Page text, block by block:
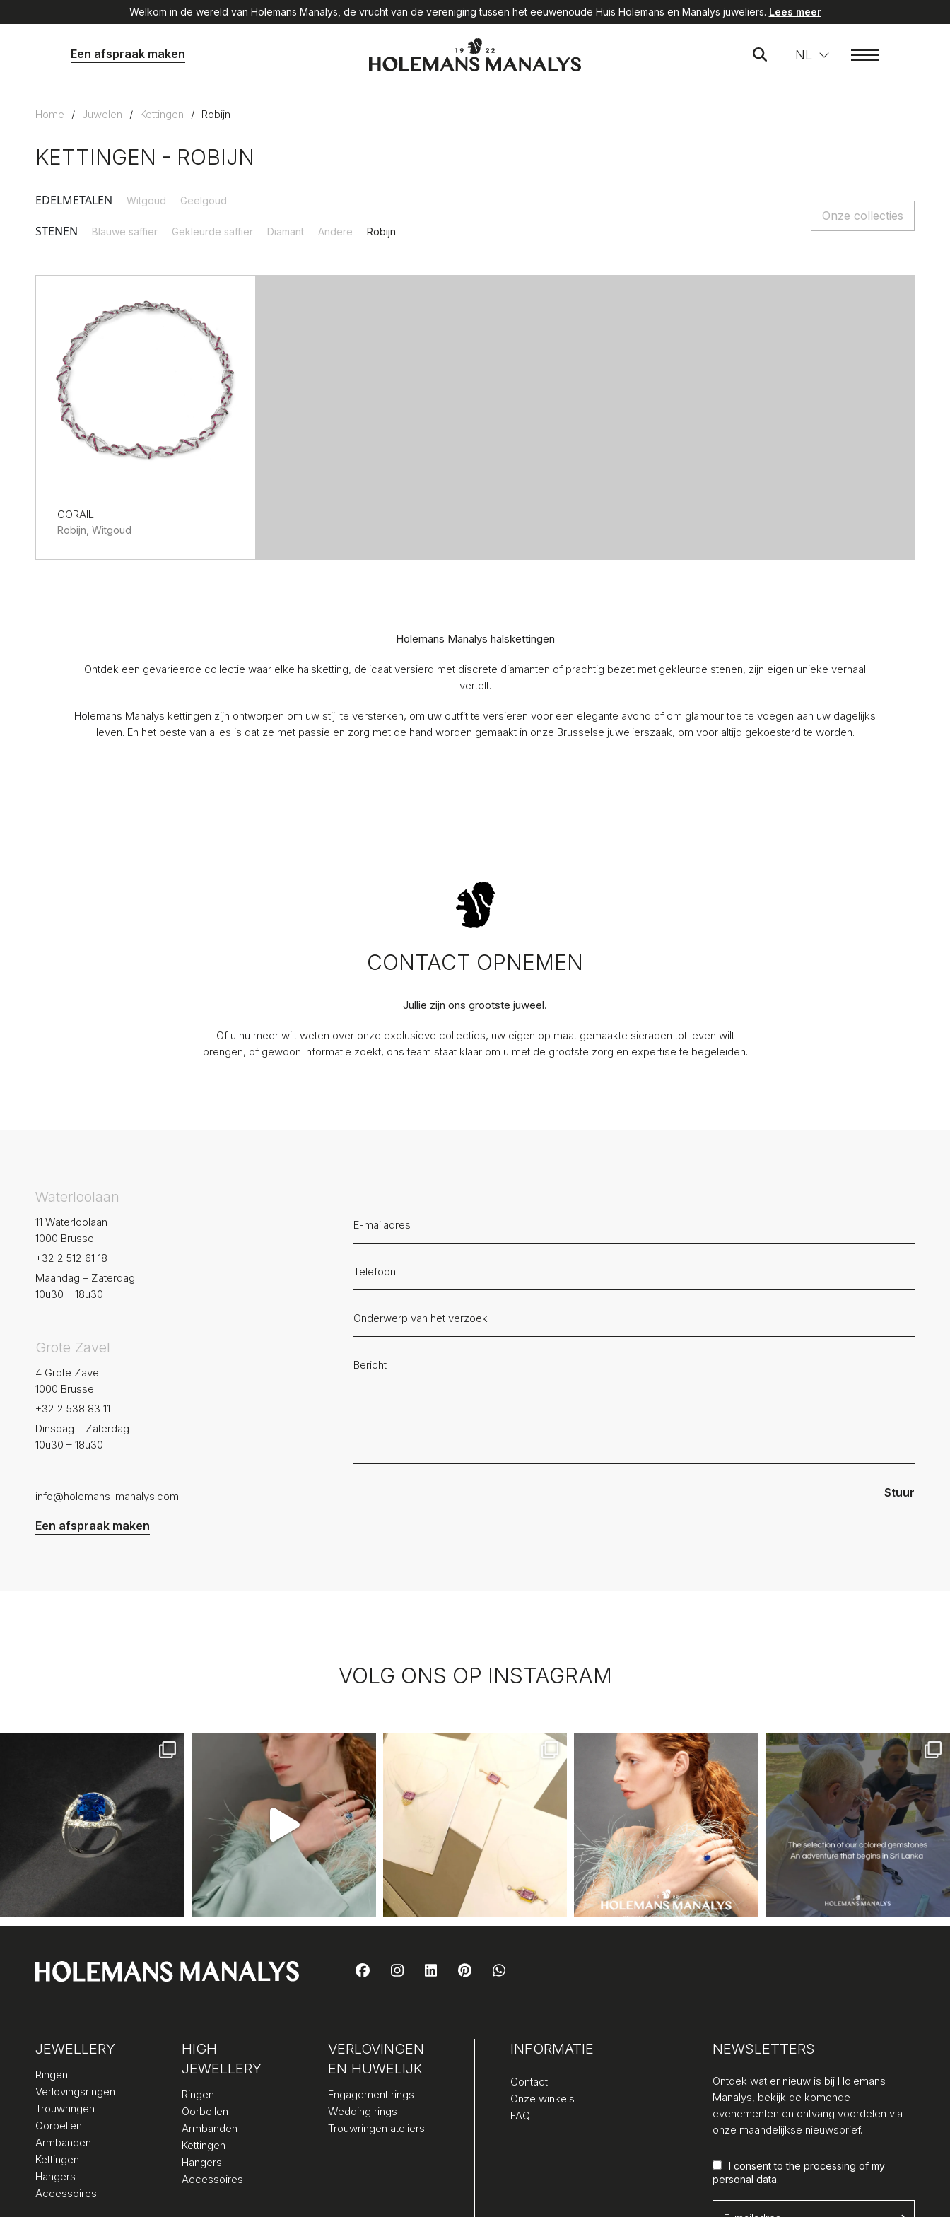
Welkom in de wereld van Holemans Manalys, de vrucht van de vereniging tussen het eeuwenoude Huis Holemans en Manalys juweliers. Lees meer
Een afspraak maken NL
Home / Juwelen / Kettingen / Robijn
KETTINGEN - ROBIJN
EDELMETALEN Witgoud Geelgoud
STENEN Blauwe saffier Gekleurde saffier Diamant Andere Robijn
Onze collecties
CORAIL
Robijn, Witgoud
Holemans Manalys halskettingen
Ontdek een gevarieerde collectie waar elke halsketting, delicaat versierd met discrete diamanten of prachtig bezet met gekleurde stenen, zijn eigen unieke verhaal
vertelt.
Holemans Manalys kettingen zijn ontworpen om uw stijl te versterken, om uw outfit te versieren voor een elegante avond of om glamour toe te voegen aan uw dagelijks
leven. En het beste van alles is dat ze met passie en zorg met de hand worden gemaakt in onze Brusselse juwelierszaak, om voor altijd gekoesterd te worden.
CONTACT OPNEMEN
Jullie zijn ons grootste juweel.
Of u nu meer wilt weten over onze exclusieve collecties, uw eigen op maat gemaakte sieraden tot leven wilt
brengen, of gewoon informatie zoekt, ons team staat klaar om u met de grootste zorg en expertise te begeleiden.
Waterloolaan
11 Waterloolaan
1000 Brussel
+32 2 512 61 18
Maandag – Zaterdag
10u30 – 18u30
Grote Zavel
4 Grote Zavel
1000 Brussel
+32 2 538 83 11
Dinsdag – Zaterdag
10u30 – 18u30
info@holemans-manalys.com
Een afspraak maken
VOLG ONS OP INSTAGRAM
JEWELLERY
Ringen
Verlovingsringen
Trouwringen
Oorbellen
Armbanden
Kettingen
Hangers
Accessoires
HIGH
JEWELLERY
Ringen
Oorbellen
Armbanden
Kettingen
Hangers
Accessoires
VERLOVINGEN
EN HUWELIJK
Engagement rings
Wedding rings
Trouwringen ateliers
INFORMATIE
Contact
Onze winkels
FAQ
NEWSLETTERS
Ontdek wat er nieuw is bij Holemans
Manalys, bekijk de komende
evenementen en ontvang voordelen via
onze maandelijkse nieuwsbrief.
I consent to the processing of my
personal data.